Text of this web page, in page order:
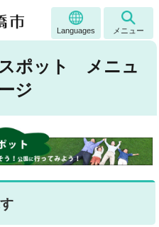
Languages メニュー
ポット メニュ
ジ